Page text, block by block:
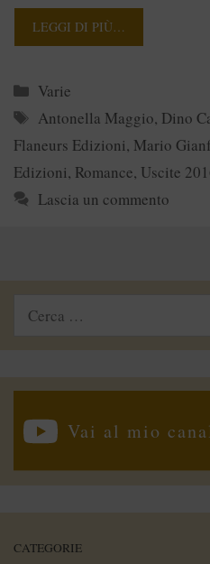
LEGGI DI PIÙ…
Categorie
Varie
Tag
Antonella Maggio, Dino
Flaneurs Edizioni, Mario
Edizioni, Romance, Uscite
Lascia un commento
Ricerca
Vai al mio
CATEGORIE